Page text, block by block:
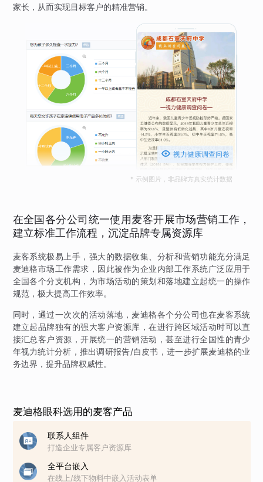
家长，从而实现目标客户的精准营销。
 视力健康调查问卷
* 示例图片，非品牌方真实统计数据
在全国各分公司统一使用麦客开展市场营销工作，
建立标准工作流程，沉淀品牌专属资源库
麦客系统极易上手，强大的数据收集、分析和营销功能充分满足
麦迪格市场工作需求，因此被作为企业内部工作系统广泛应用于
全国各个分支机构，为市场活动的策划和落地建立起统一的操作
规范，极大提高工作效率。
同时，通过一次次的活动落地，麦迪格各个分公司也在麦客系统
建立起品牌独有的强大客户资源库，在进行跨区域活动时可以直
接汇总客户资源，开展统一的营销活动，甚至进行全国性的青少
年视力统计分析，推出调研报告/白皮书，进一步扩展麦迪格的业
务边界，提升品牌权威性。
麦迪格眼科选用的麦客产品
联系人组件
打造企业专属客户资源库
全平台嵌入
在线上/线下物料中嵌入活动表单